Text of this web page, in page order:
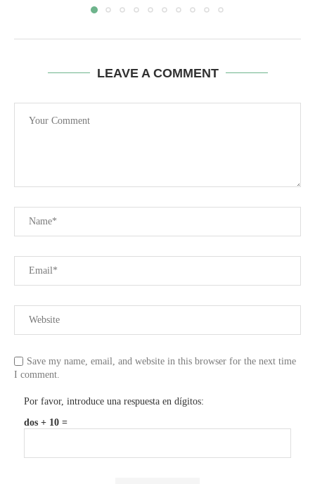
LEAVE A COMMENT
Save my name, email, and website in this browser for the next time
I comment.
Por favor, introduce una respuesta en dígitos:
dos + 10 =